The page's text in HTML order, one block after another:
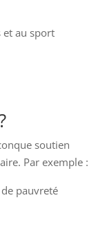
et au sport
soutien
Par exemple :
pauvreté